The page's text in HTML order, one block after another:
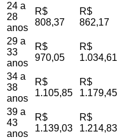
24 a
28
anos
R$
808,37
R$
862,17
29 a
33
anos
R$
970,05
R$
1.034,61
34 a
38
anos
R$
1.105,85
R$
1.179,45
39 a
43
anos
R$
1.139,03
R$
1.214,83